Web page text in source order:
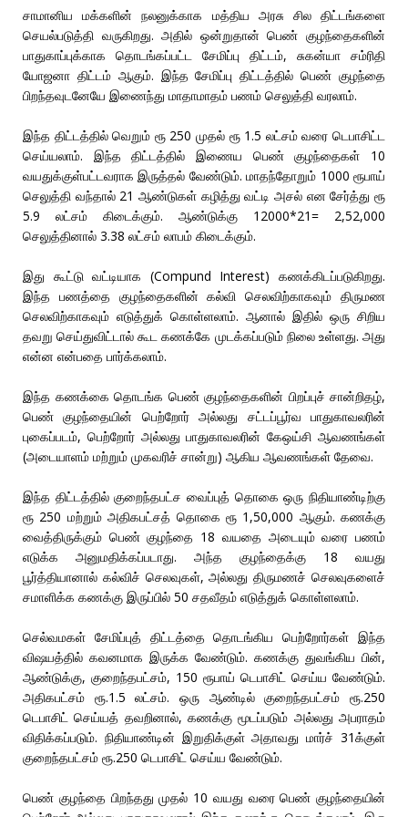
சாமானிய மக்களின் நலனுக்காக மத்திய அரசு சில திட்டங்களை
செயல்படுத்தி வருகிறது. அதில் ஒன்றுதான் பெண் குழந்தைகளின்
பாதுகாப்புக்காக தொடங்கப்பட்ட சேமிப்பு திட்டம், சுகன்யா சம்ரிதி
யோஜனா திட்டம் ஆகும். இந்த சேமிப்பு திட்டத்தில் பெண் குழந்தை
பிறந்தவுடனேயே இணைந்து மாதாமாதம் பணம் செலுத்தி வரலாம்.
இந்த திட்டத்தில் வெறும் ரூ 250 முதல் ரூ 1.5 லட்சம் வரை டெபாசிட்ட
செய்யலாம். இந்த திட்டத்தில் இணைய பெண் குழந்தைகள் 10
வயதுக்குள்பட்டவராக இருத்தல் வேண்டும். மாதந்தோறும் 1000 ரூபாய்
செலுத்தி வந்தால் 21 ஆண்டுகள் கழித்து வட்டி அசல் என சேர்த்து ரூ
5.9 லட்சம் கிடைக்கும். ஆண்டுக்கு 12000*21= 2,52,000
செலுத்தினால் 3.38 லட்சம் லாபம் கிடைக்கும்.
இது கூட்டு வட்டியாக (Compund Interest) கணக்கிடப்படுகிறது.
இந்த பணத்தை குழந்தைகளின் கல்வி செலவிற்காகவும் திருமண
செலவிற்காகவும் எடுத்துக் கொள்ளலாம். ஆனால் இதில் ஒரு சிறிய
தவறு செய்துவிட்டால் கூட கணக்கே முடக்கப்படும் நிலை உள்ளது. அது
என்ன என்பதை பார்க்கலாம்.
இந்த கணக்கை தொடங்க பெண் குழந்தைகளின் பிறப்புச் சான்றிதழ்,
பெண் குழந்தையின் பெற்றோர் அல்லது சட்டப்பூர்வ பாதுகாவலரின்
புகைப்படம், பெற்றோர் அல்லது பாதுகாவலரின் கேஒய்சி ஆவணங்கள்
(அடையாளம் மற்றும் முகவரிச் சான்று) ஆகிய ஆவணங்கள் தேவை.
இந்த திட்டத்தில் குறைந்தபட்ச வைப்புத் தொகை ஒரு நிதியாண்டிற்கு
ரூ 250 மற்றும் அதிகபட்சத் தொகை ரூ 1,50,000 ஆகும். கணக்கு
வைத்திருக்கும் பெண் குழந்தை 18 வயதை அடையும் வரை பணம்
எடுக்க அனுமதிக்கப்படாது. அந்த குழந்தைக்கு 18 வயது
பூர்த்தியானால் கல்விச் செலவுகள், அல்லது திருமணச் செலவுகளைச்
சமாளிக்க கணக்கு இருப்பில் 50 சதவீதம் எடுத்துக் கொள்ளலாம்.
செல்வமகள் சேமிப்புத் திட்டத்தை தொடங்கிய பெற்றோர்கள் இந்த
விஷயத்தில் கவனமாக இருக்க வேண்டும். கணக்கு துவங்கிய பின்,
ஆண்டுக்கு, குறைந்தபட்சம், 150 ரூபாய் டெபாசிட் செய்ய வேண்டும்.
அதிகபட்சம் ரூ.1.5 லட்சம். ஒரு ஆண்டில் குறைந்தபட்சம் ரூ.250
டெபாசிட் செய்யத் தவறினால், கணக்கு மூடப்படும் அல்லது அபராதம்
விதிக்கப்படும். நிதியாண்டின் இறுதிக்குள் அதாவது மார்ச் 31க்குள்
குறைந்தபட்சம் ரூ.250 டெபாசிட் செய்ய வேண்டும்.
பெண் குழந்தை பிறந்தது முதல் 10 வயது வரை பெண் குழந்தையின்